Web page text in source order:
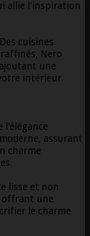
allie l'inspiration
cuisines
raffinés, Nero
une
intérieur.
l'élégance
assurant
charme
lisse et non
offrant une
le charme